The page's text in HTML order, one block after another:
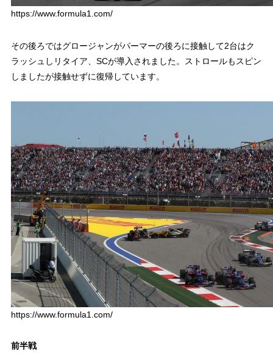
https://www.formula1.com/
その後ろではグロージャンがパーマーの後ろに接触して2台はク
ラッシュしリタイア、SCが導入されました。ストロールもスピン
しましたが接触せずに復帰しています。
https://www.formula1.com/
前半戦